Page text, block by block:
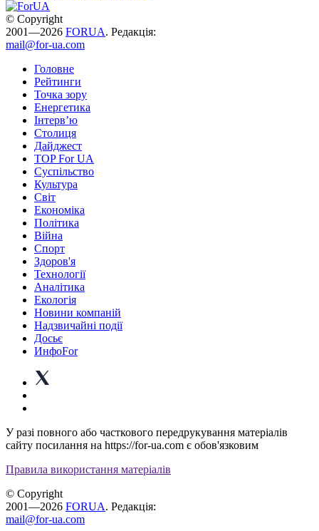
© Copyright
2001—2026 FORUA. Редакція:
mail@for-ua.com
Головне
Рейтинги
Точка зору
Енергетика
Інтерв’ю
Столиця
Дайджест
TOP For UA
Суспiльство
Культура
Світ
Економіка
Політика
Війна
Спорт
Здоров'я
Технології
Аналітика
Екологія
Новини компаній
Надзвичайні події
Досьє
ИнфоFor
У разі повного або часткового передрукування матеріалів
сайту посилання на https://for-ua.com є обов'язковим
Правила використання матеріалів
© Copyright
2001—2026 FORUA. Редакція:
mail@for-ua.com